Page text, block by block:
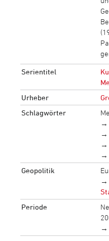
Serientitel
Urheber
Schlagwörter
Geopolitik
Periode